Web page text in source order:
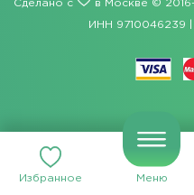
Избранное Меню
Сделано с в Москве ©
ИНН 9710046239